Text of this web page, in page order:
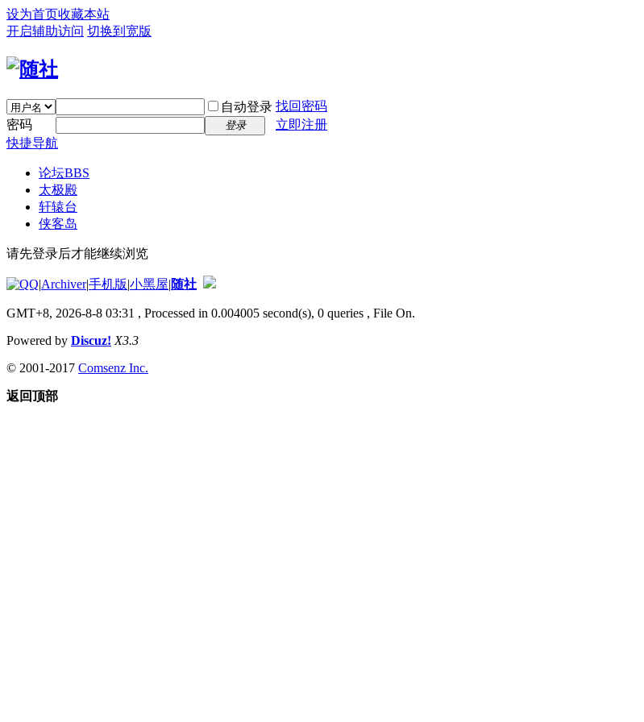
设为首页收藏本站
开启辅助访问 切换到宽版
自动登录 找回密码
密码
登录
立即注册
快捷导航
论坛BBS
太极殿
轩辕台
侠客岛
请先登录后才能继续浏览
|Archiver|手机版|小黑屋|随社
GMT+8, 2026-8-8 03:31 , Processed in 0.004005 second(s), 0 queries , File On.
Powered by Discuz! X3.3
© 2001-2017 Comsenz Inc.
返回顶部